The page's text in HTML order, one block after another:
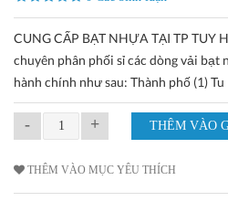
CUNG CẤP BẠT NHỰA TẠI TP TUY
chuyên phân phối sỉ các dòng vải
hành chính như sau: Thành phố (1) Tu
- +
THÊM VÀO MỤC YÊU THÍCH